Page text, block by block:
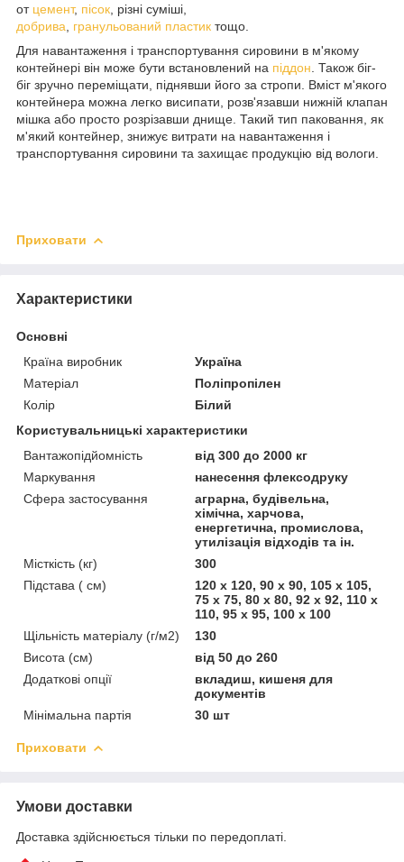
от цемент, пісок , різні суміші,
добрива
гранульований пластик тощо.
Для навантаження і транспортування сировини в м'якому
контейнері він може бути встановлений на піддон . Також біг-
біг зручно переміщати, піднявши його за стропи. Вміст м'якого
контейнера можна легко висипати, розв'язавши нижній клапан
мішка або просто розрізавши днище. Такий тип паковання, як
м'який контейнер, знижує витрати на навантаження і
транспортування сировини та захищає продукцію від вологи.
Приховати
Характеристики
Основні
Країна виробник
Україна
Матеріал
Поліпропілен
Колір
Білий
Користувальницькі характеристики
Вантажопідйомність
від 300 до 2000 кг
Маркування
нанесення флексодруку
Сфера застосування
аграрна, будівельна,
хімічна, харчова,
енергетична, промислова,
утилізація відходів та ін.
Місткість (кг)
300
Підстава ( см)
120 х 120, 90 х 90, 105 х 105,
75 х 75, 80 х 80, 92 х 92, 110 х
110, 95 х 95, 100 х 100
Щільність матеріалу (г/м2)
130
Висота (см)
від 50 до 260
Додаткові опції
вкладиш, кишеня для
документів
Мінімальна партія
30 шт
Приховати
Умови доставки
Доставка здійснюється тільки по передоплаті.